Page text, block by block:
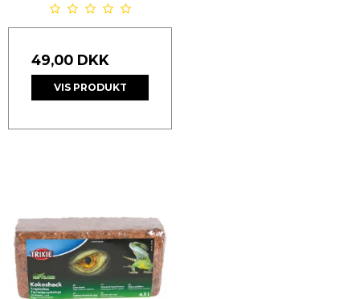
49,00 DKK
VIS PRODUKT